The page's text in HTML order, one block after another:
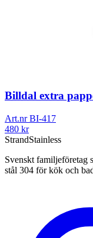
Billdal extra
Art.nrBI-417
480 kr
StrandStainless
Svenskt familjeföretag
stål 304 för kök och